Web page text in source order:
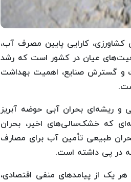
کشاورزی، کارایی پایین مصرف آب،
عیان در کشور است که رشد
و گسترش صنایع، اهمیت بهداشت
و ریشه‌ای بحران آبی حوضه آبریز
که خشک‌سالی‌های اخیر، بحران
طبیعی تأمین آب برای مصارف
در پی داشته است.
یک از پیامدهای منفی اقتصادی،